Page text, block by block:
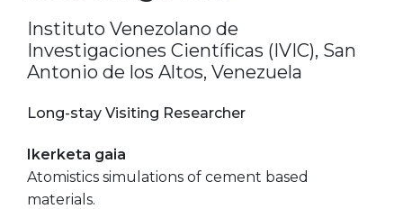
Instituto Venezolano de
Investigaciones Científicas (IVIC), San
Antonio de los Altos, Venezuela
Long-stay Visiting Researcher
Ikerketa gaia
Atomistics simulations of cement based
materials.